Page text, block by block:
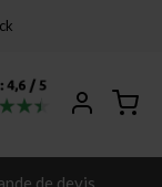
de devis